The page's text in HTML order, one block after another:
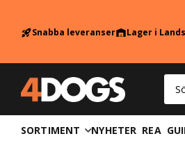
rocket_launchSnabba leveranserwarehouseLager i
SORTIMENT NYHETER REA